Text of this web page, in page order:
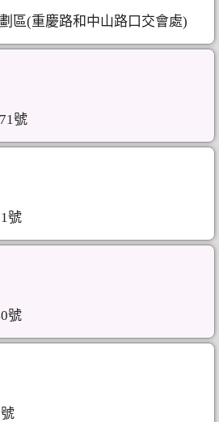
區(重慶路和中山路口交會處)
號
號
號